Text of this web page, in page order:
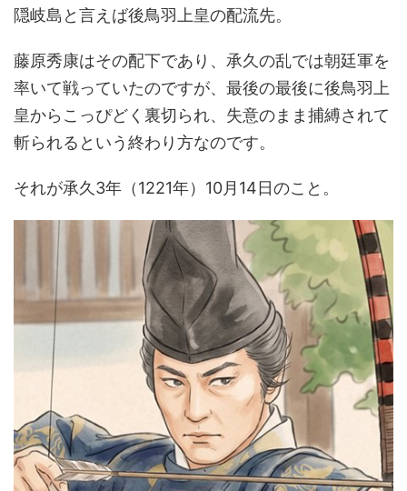
隠岐島と言えば後鳥羽上皇の配流先。
藤原秀康はその配下であり、承久の乱では朝廷軍を
率いて戦っていたのですが、最後の最後に後鳥羽上
皇からこっぴどく裏切られ、失意のまま捕縛されて
斬られるという終わり方なのです。
それが承久3年（1221年）10月14日のこと。